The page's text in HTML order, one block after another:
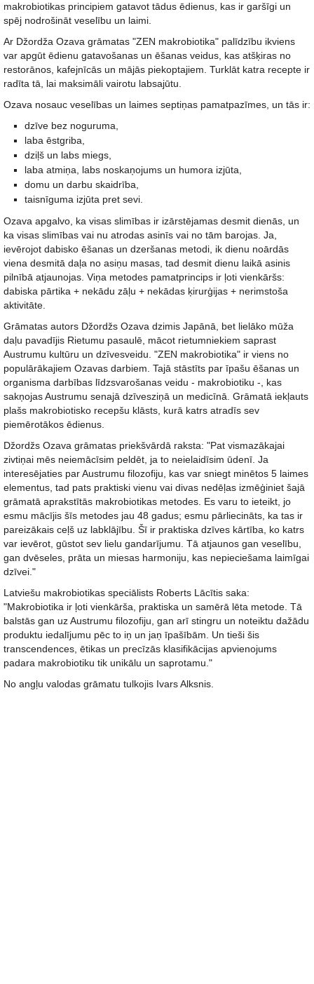
makrobiotikas principiem gatavot tādus ēdienus, kas ir garšīgi un
spēj nodrošināt veselību un laimi.
Ar Džordža Ozava grāmatas "ZEN makrobiotika" palīdzību ikviens
var apgūt ēdienu gatavošanas un ēšanas veidus, kas atšķiras no
restorānos, kafejnīcās un mājās piekoptajiem. Turklāt katra recepte ir
radīta tā, lai maksimāli vairotu labsajūtu.
Ozava nosauc veselības un laimes septiņas pamatpazīmes, un tās ir:
dzīve bez noguruma,
laba ēstgriba,
dziļš un labs miegs,
laba atmiņa, labs noskaņojums un humora izjūta,
domu un darbu skaidrība,
taisnīguma izjūta pret sevi.
Ozava apgalvo, ka visas slimības ir izārstējamas desmit dienās, un
ka visas slimības vai nu atrodas asinīs vai no tām barojas. Ja,
ievērojot dabisko ēšanas un dzeršanas metodi, ik dienu noārdās
viena desmitā daļa no asiņu masas, tad desmit dienu laikā asinis
pilnībā atjaunojas. Viņa metodes pamatprincips ir ļoti vienkāršs:
dabiska pārtika + nekādu zāļu + nekādas ķirurģijas + nerimstoša
aktivitāte.
Grāmatas autors Džordžs Ozava dzimis Japānā, bet lielāko mūža
daļu pavadījis Rietumu pasaulē, mācot rietumniekiem saprast
Austrumu kultūru un dzīvesveidu. "ZEN makrobiotika" ir viens no
populārākajiem Ozavas darbiem. Tajā stāstīts par īpašu ēšanas un
organisma darbības līdzsvarošanas veidu - makrobiotiku -, kas
sakņojas Austrumu senajā dzīvesziņā un medicīnā. Grāmatā iekļauts
plašs makrobiotisko recepšu klāsts, kurā katrs atradīs sev
piemērotākos ēdienus.
Džordžs Ozava grāmatas priekšvārdā raksta: "Pat vismazākajai
zivtiņai mēs neiemācīsim peldēt, ja to neielaidīsim ūdenī. Ja
interesējaties par Austrumu filozofiju, kas var sniegt minētos 5 laimes
elementus, tad pats praktiski vienu vai divas nedēļas izmēģiniet šajā
grāmatā aprakstītās makrobiotikas metodes. Es varu to ieteikt, jo
esmu mācījis šīs metodes jau 48 gadus; esmu pārliecināts, ka tas ir
pareizākais ceļš uz labklājību. Šī ir praktiska dzīves kārtība, ko katrs
var ievērot, gūstot sev lielu gandarījumu. Tā atjaunos gan veselību,
gan dvēseles, prāta un miesas harmoniju, kas nepieciešama laimīgai
dzīvei."
Latviešu makrobiotikas speciālists Roberts Lācītis saka:
"Makrobiotika ir ļoti vienkārša, praktiska un samērā lēta metode. Tā
balstās gan uz Austrumu filozofiju, gan arī stingru un noteiktu dažādu
produktu iedalījumu pēc to iņ un jaņ īpašībām. Un tieši šis
transcendences, ētikas un precīzās klasifikācijas apvienojums
padara makrobiotiku tik unikālu un saprotamu."
No angļu valodas grāmatu tulkojis Ivars Alksnis.